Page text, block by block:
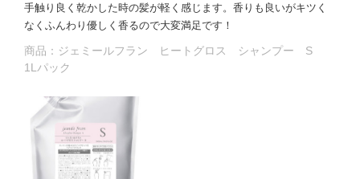
手触り良く乾かした時の髪が軽く感じます。香りも良いがキツく
なくふんわり優しく香るので大変満足です！
商品： ジェミールフラン ヒートグロス シャンプー S
1Lパック